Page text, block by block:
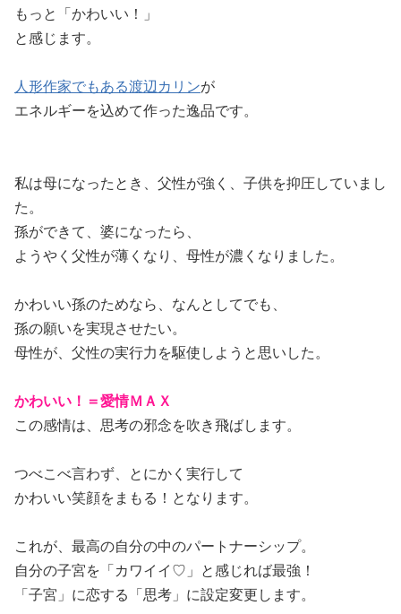
もっと「かわいい！」
と感じます。
人形作家でもある渡辺カリンが
エネルギーを込めて作った逸品です。
私は母になったとき、父性が強く、子供を抑圧していまし
た。
孫ができて、婆になったら、
ようやく父性が薄くなり、母性が濃くなりました。
かわいい孫のためなら、なんとしてでも、
孫の願いを実現させたい。
母性が、父性の実行力を駆使しようと思いした。
かわいい！＝愛情ＭＡＸ
この感情は、思考の邪念を吹き飛ばします。
つべこべ言わず、とにかく実行して
かわいい笑顔をまもる！となります。
これが、最高の自分の中のパートナーシップ。
自分の子宮を「カワイイ♡」と感じれば最強！
「子宮」に恋する「思考」に設定変更します。